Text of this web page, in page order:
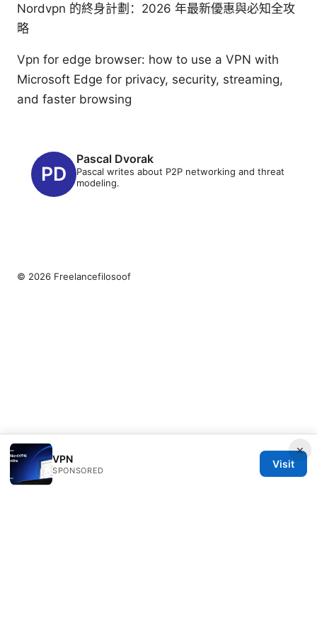
Nordvpn 的終身計劃：2026 年最新優惠與必知全攻
略
Vpn for edge browser: how to use a VPN with
Microsoft Edge for privacy, security, streaming,
and faster browsing
Pascal Dvorak
Pascal writes about P2P networking and threat
modeling.
×
VPN
SPONSORED
Visit
© 2026 Freelancefilosoof